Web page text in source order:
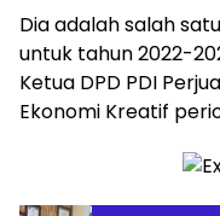
Dia adalah salah
untuk tahun 2022-
Ketua DPD PDI
Ekonomi Kreatif